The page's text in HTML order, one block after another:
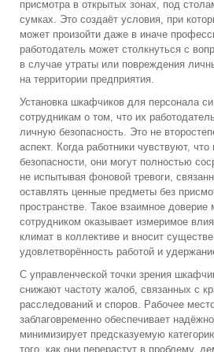
присмотра в открытых зонах, под
сумках. Это создаёт условия, при
может произойти даже в иначе
работодатель может столкнуться с
в случае утраты или повреждения
на территории предприятия.
Установка шкафчиков для персонала
сотрудникам о том, что их
личную безопасность. Это не
аспект. Когда работники чувствуют,
безопасности, они могут полностью
не испытывая фоновой тревоги,
оставлять ценные предметы без
пространстве. Такое взаимное
сотрудником оказывает измеримое
климат в коллективе и вносит
удовлетворённость работой и
С управленческой точки зрения
снижают частоту жалоб, связанных с
расследований и споров. Рабочее
заблаговременно обеспечивает
минимизирует предсказуемую
того, как они перерастут в проблему,